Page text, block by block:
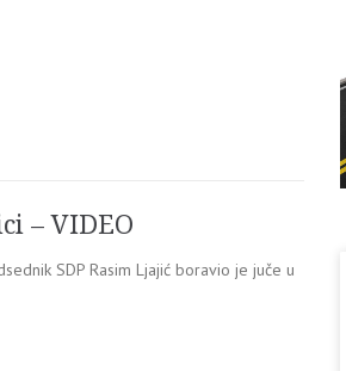
– VIDEO
SDP Rasim Ljajić boravio je juče u